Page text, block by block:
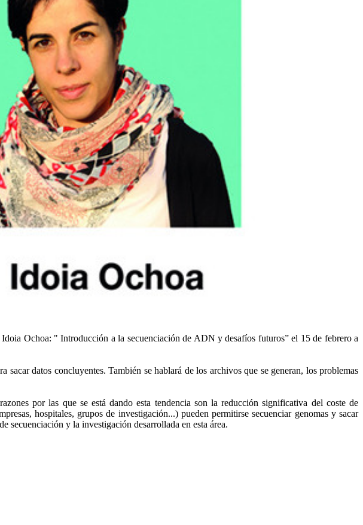
Ochoa: " Introducción a la secuenciación de ADN y desafíos futuros” el 15 de febrero a
datos concluyentes. También se hablará de los archivos que se generan, los problemas
por las que se está dando esta tendencia son la reducción significativa del coste de
hospitales, grupos de investigación...) pueden permitirse secuenciar genomas y sacar
secuenciación y la investigación desarrollada en esta área.